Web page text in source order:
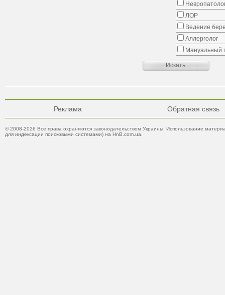
ЛОР
Ведение
Аллерголог
Мануальный
Реклама Обратная связь
© 2008-2026 Все права охраняются законодательством Украины. Использование
для индексации поисковыми системами) на HnB.com.ua.